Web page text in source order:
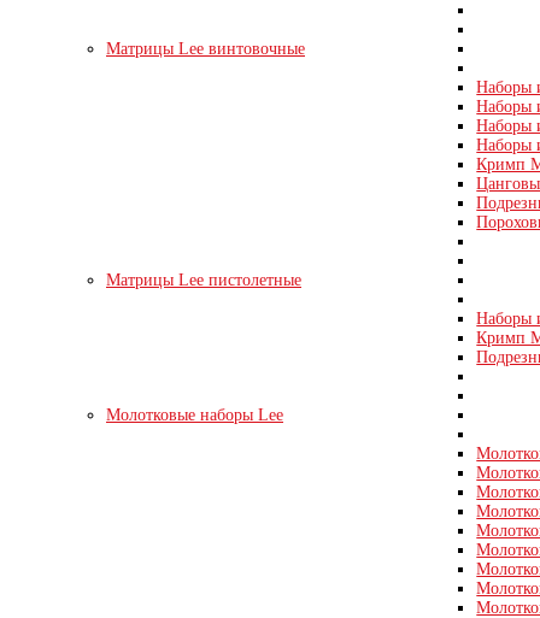
Матрицы Lee винтовочные
Наборы
Наборы
Наборы
Наборы
Кримп
Матрицы Lee пистолетные
Наборы
Кримп
Молотковые наборы Lee